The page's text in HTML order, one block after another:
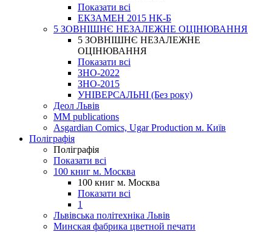
Показати всі
ЕКЗАМЕН 2015 НК-Б
5 ЗОВНІШНЄ НЕЗАЛЕЖНЕ ОЦІНЮВАННЯ
5 ЗОВНІШНЄ НЕЗАЛЕЖНЕ
ОЦІНЮВАННЯ
Показати всі
ЗНО-2022
ЗНО-2015
УНІВЕРСАЛЬНІ (Без року)
Деол Львів
MM publications
Asgardian Comics, Ugar Production м. Київ
Поліграфія
Поліграфія
Показати всі
100 книг м. Москва
100 книг м. Москва
Показати всі
1
Львівська політехніка Львів
Минская фабрика цветной печати